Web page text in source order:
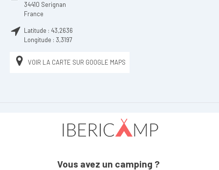
34410 Serignan
France
Latitude : 43,2636
Longitude : 3,3197
VOIR LA CARTE SUR GOOGLE MAPS
Vous avez un camping ?